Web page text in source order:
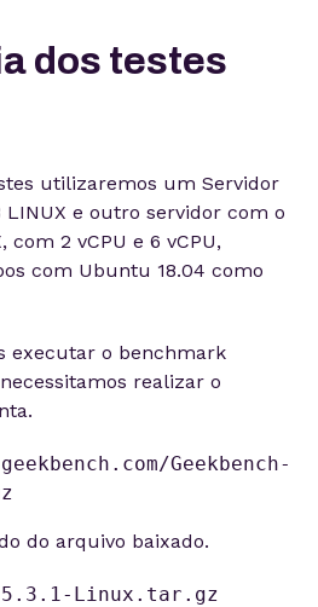
dos testes
utilizaremos um Servidor
LINUX e outro servidor com o
com 2 vCPU e 6 vCPU,
com Ubuntu 18.04 como
executar o benchmark
realizar o
Geekbench-
do arquivo baixado.
5.3.1-Linux.tar.gz